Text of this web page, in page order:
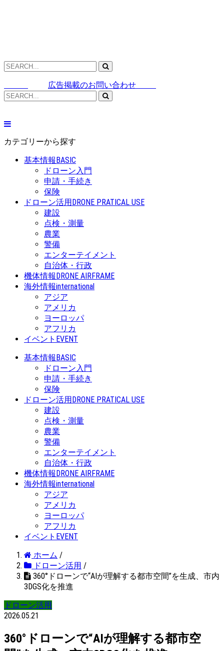
広告掲載のお問い合わせ
カテゴリーから探す
基本情報BASIC
ドローン入門
申請・手続き
保険
ドローン活用DRONE PRATICAL USE
建設
点検・測量
農業
警備
エンターテイメント
自治体・行政
機体情報DRONE AIRFRAME
海外情報international
アジア
アメリカ
ヨーロッパ
アフリカ
イベント EVENT
基本情報BASIC
ドローン入門
申請・手続き
保険
ドローン活用DRONE PRATICAL USE
建設
点検・測量
農業
警備
エンターテイメント
自治体・行政
機体情報DRONE AIRFRAME
海外情報international
アジア
アメリカ
ヨーロッパ
アフリカ
イベント EVENT
ホーム /
ドローン活用 /
360°ドローンで“AIが理解する都市空間”を生成、市内
3DGS化を推進
ドローン活用
2026.05.21
360°ドローンで“AIが理解する都市空